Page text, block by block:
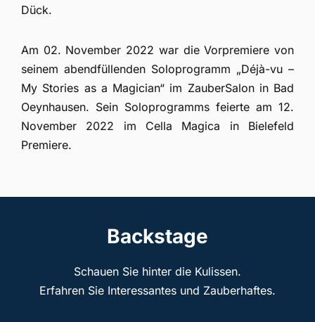
Dück.
Am 02. November 2022 war die Vorpremiere von
seinem abendfüllenden Soloprogramm „Déjà-vu –
My Stories as a Magician“ im ZauberSalon in Bad
Oeynhausen. Sein Soloprogramms feierte am 12.
November 2022 im Cella Magica in Bielefeld
Premiere.
Backstage
Schauen Sie hinter die Kulissen.
Erfahren Sie Interessantes und Zauberhaftes.